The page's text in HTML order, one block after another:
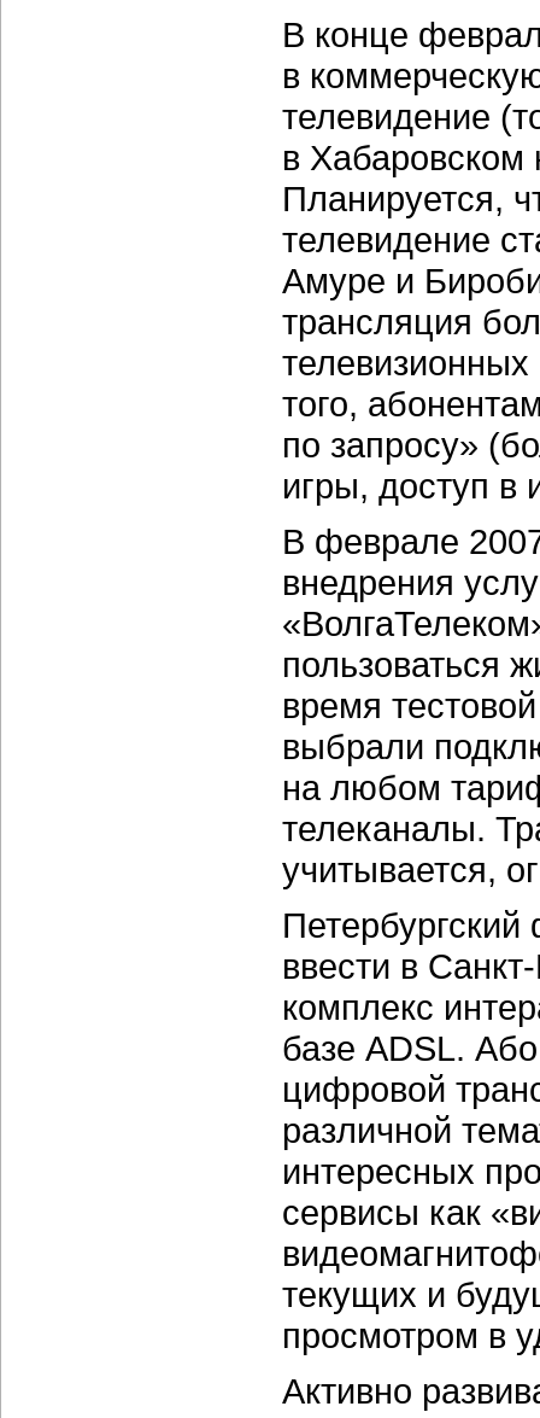
В конце
в
телевидение
в Хабаровском
Планируется,
телевидение
Амуре и
трансляция
того,
по запросу»
игры, доступ в
В феврале
внедрения
пользоваться
время
выбрали
на любом
телеканалы.
учитывается,
ввести в
комплекс
базе ADSL.
цифровой
различной
интересных
сервисы как
текущих и
просмотром в
Активно